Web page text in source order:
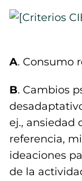
A. Consumo
B. Cambios
ej., ansiedad
referencia,
ideaciones
de la